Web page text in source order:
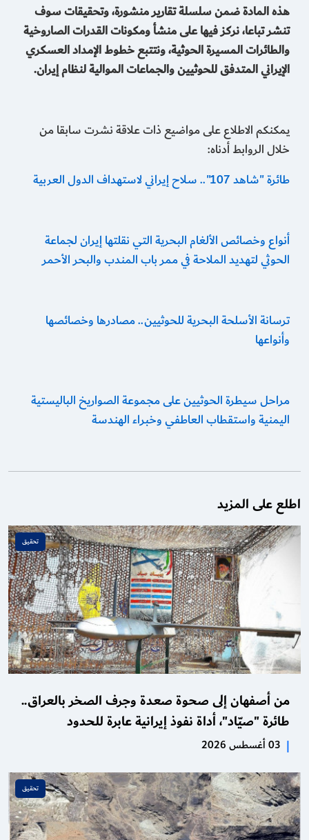
هذه المادة ضمن سلسلة تقارير منشورة، وتحقيقات سوف
تنشر تباعا، نركز فيها على منشأ ومكونات القدرات الصاروخية
والطائرات المسيرة الحوثية، ونتتبع خطوط الإمداد العسكري
الإيراني المتدفق للحوثيين والجماعات الموالية لنظام إيران.
يمكنكم الاطلاع على مواضيع ذات علاقة نشرت سابقا من
خلال الروابط أدناه:
طائرة "شاهد 107".. سلاح إيراني لاستهداف الدول العربية
أنواع وخصائص الألغام البحرية التي نقلتها إيران لجماعة
الحوثي لتهديد الملاحة في ممر باب المندب والبحر الأحمر
ترسانة الأسلحة البحرية للحوثيين.. مصادرها وخصائصها
وأنواعها
مراحل سيطرة الحوثيين على مجموعة الصواريخ الباليستية
اليمنية واستقطاب العاطفي وخبراء الهندسة
اطلع على المزيد
تحقـيق
من أصفهان إلى صحوة صعدة وجرف الصخر بالعراق..
طائرة "صيّاد"، أداة نفوذ إيرانية عابرة للحدود
| 03 أغسطس 2026
تحقـيق